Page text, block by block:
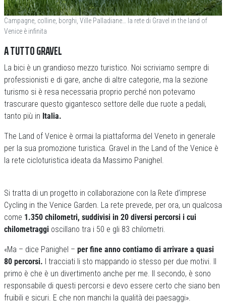
Campagne, colline, borghi, Ville Palladiane… la rete di Gravel in the land of
Venice è infinita
A TUTTO GRAVEL
La bici è un grandioso mezzo turistico. Noi scriviamo sempre di
professionisti e di gare, anche di altre categorie, ma la sezione
turismo si è resa necessaria proprio perché non potevamo
trascurare questo gigantesco settore delle due ruote a pedali,
tanto più in Italia.
The Land of Venice è ormai la piattaforma del Veneto in generale
per la sua promozione turistica. Gravel in the Land of the Venice è
la rete cicloturistica ideata da Massimo Panighel.
Si tratta di un progetto in collaborazione con la Rete d’imprese
Cycling in the Venice Garden. La rete prevede, per ora, un qualcosa
come 1.350 chilometri, suddivisi in 20 diversi percorsi i cui
chilometraggi oscillano tra i 50 e gli 83 chilometri.
«Ma – dice Panighel – per fine anno contiamo di arrivare a quasi
80 percorsi. I tracciati li sto mappando io stesso per due motivi. Il
primo è che è un divertimento anche per me. Il secondo, è sono
responsabile di questi percorsi e devo essere certo che siano ben
fruibili e sicuri. E che non manchi la qualità dei paesaggi».